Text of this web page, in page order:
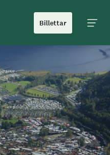
Billettar